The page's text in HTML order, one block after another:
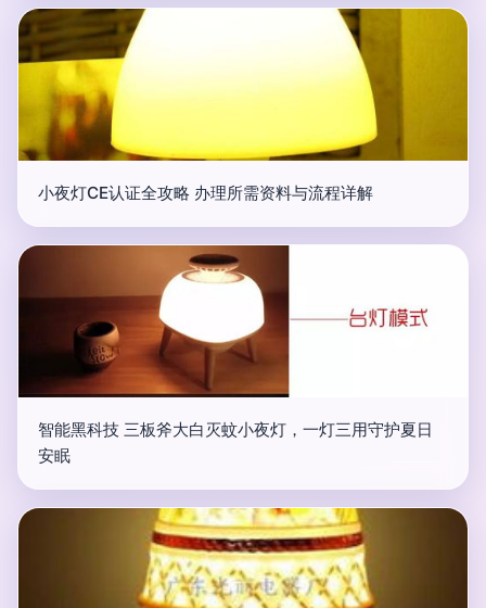
小夜灯CE认证全攻略 办理所需资料与流程详解
智能黑科技 三板斧大白灭蚊小夜灯，一灯三用守护夏日
安眠